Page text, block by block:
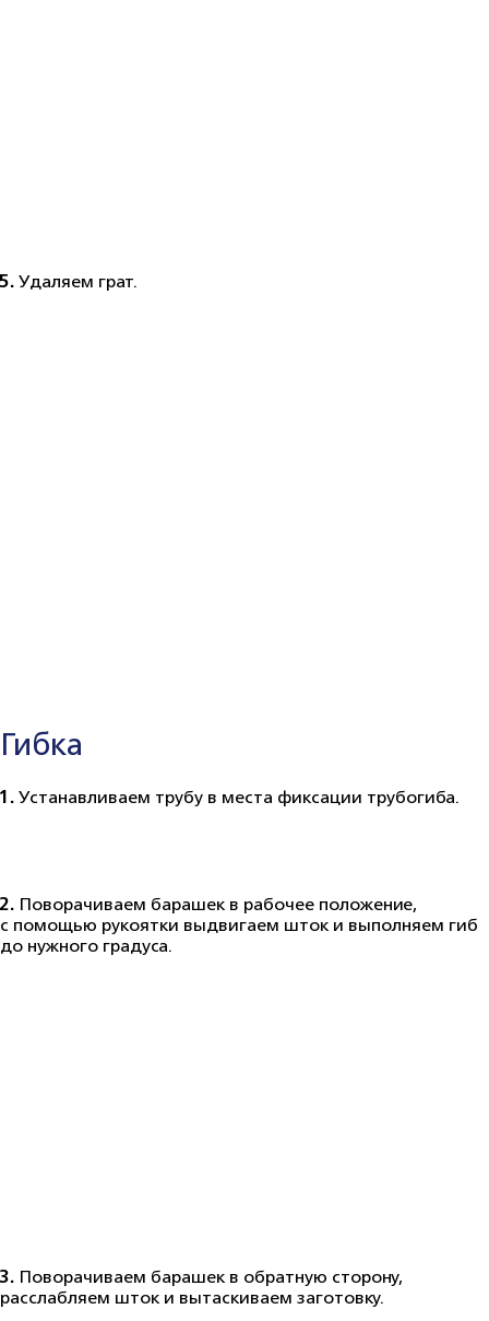
5.Удаляем грат.
Гибка
1.Устанавливаем трубу в места фиксации трубогиба.
2. Поворачиваем барашек в рабочее положение,
с помощью рукоятки выдвигаем шток и выполняем гиб
до нужного градуса.
3. Поворачиваем барашек в обратную сторону,
расслабляем шток и вытаскиваем заготовку.